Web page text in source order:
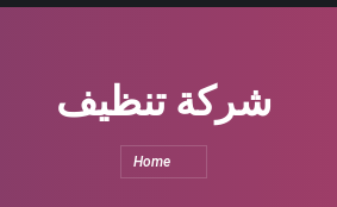
شركة تنظيف
You are here:
Home